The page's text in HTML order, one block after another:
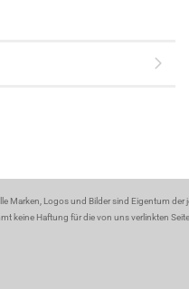
Marken, Logos und Bilder sind Eigentum
keine Haftung für die von uns verlinkten